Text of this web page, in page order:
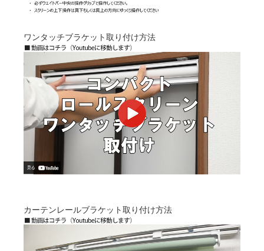
ワンタッチブラケット取り付け方法
カーテンレールブラケット取り付け方法